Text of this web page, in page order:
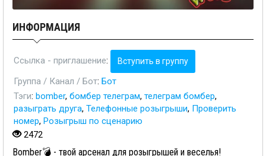
ИНФОРМАЦИЯ
Ссылка - приглашение: Вступить в группу
Группа / Канал / Бот: Бот
Тэги: bomber, бомбер телеграм, телеграм бомбер,
разыграть друга, Телефонные розыгрыши, Проверить
номер, Розыгрыш по сценарию
2472
Bomber💣 - твой арсенал для розыгрышей и веселья!